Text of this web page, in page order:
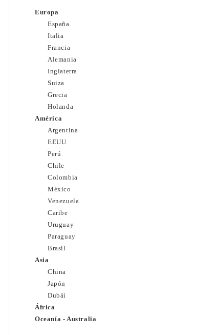
Europa
España
Italia
Francia
Alemania
Inglaterra
Suiza
Grecia
Holanda
América
Argentina
EEUU
Perú
Chile
Colombia
México
Venezuela
Caribe
Uruguay
Paraguay
Brasil
Asia
China
Japón
Dubái
África
Oceanía - Australia